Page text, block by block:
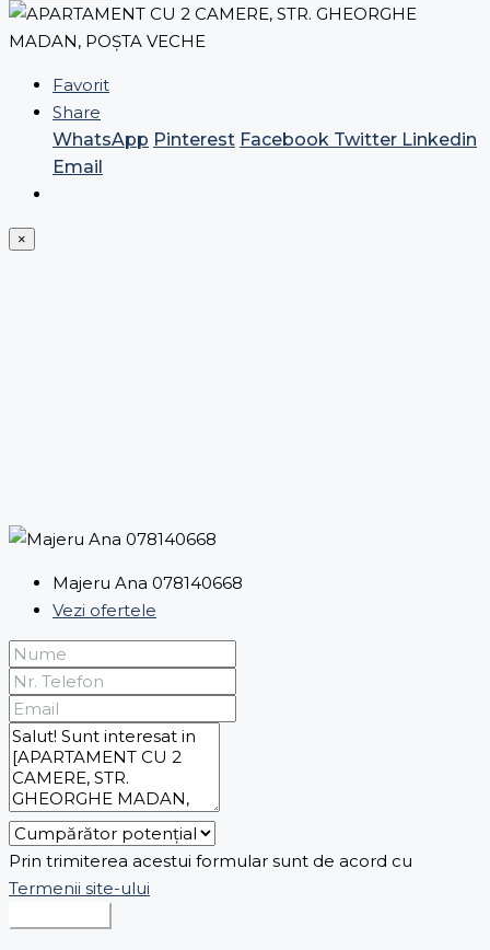
Favorit
Share
WhatsApp Pinterest Facebook Twitter Linkedin
Email
×
Majeru Ana 078140668
Vezi ofertele
Prin trimiterea acestui formular sunt de acord cu
Termenii site-ului